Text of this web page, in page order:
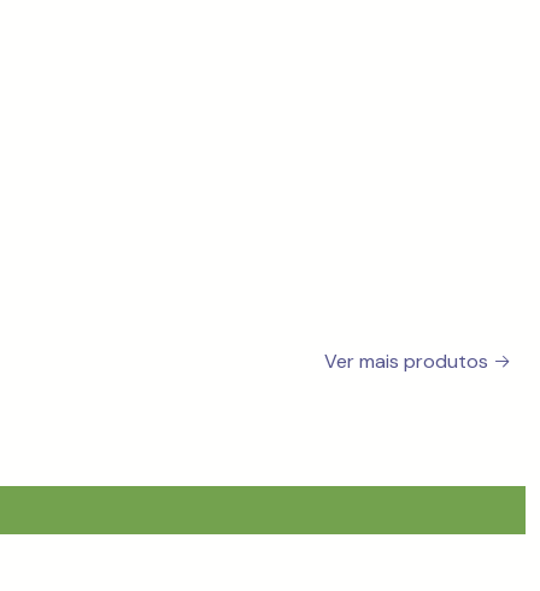
Ver mais produtos